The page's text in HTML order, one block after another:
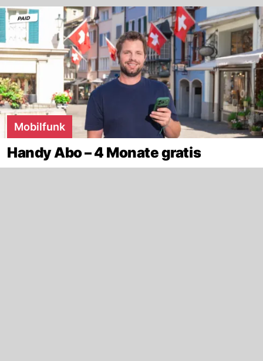
Mobilfunk
Handy Abo – 4 Monate gratis